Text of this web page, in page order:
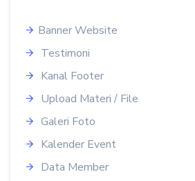
Banner Website
Testimoni
Kanal Footer
Upload Materi / File
Galeri Foto
Kalender Event
Data Member